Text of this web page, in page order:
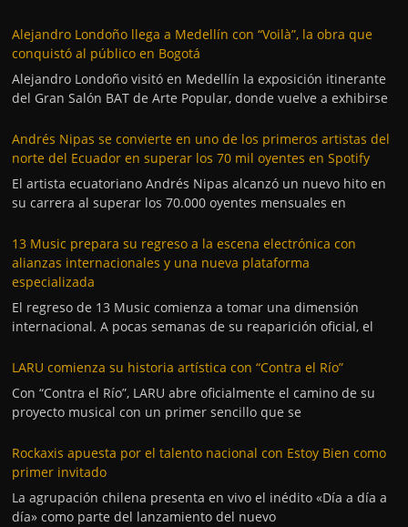
Alejandro Londoño llega a Medellín con “Voilà”, la obra que
conquistó al público en Bogotá
Alejandro Londoño visitó en Medellín la exposición itinerante
del Gran Salón BAT de Arte Popular, donde vuelve a exhibirse
Andrés Nipas se convierte en uno de los primeros artistas del
norte del Ecuador en superar los 70 mil oyentes en Spotify
El artista ecuatoriano Andrés Nipas alcanzó un nuevo hito en
su carrera al superar los 70.000 oyentes mensuales en
13 Music prepara su regreso a la escena electrónica con
alianzas internacionales y una nueva plataforma
especializada
El regreso de 13 Music comienza a tomar una dimensión
internacional. A pocas semanas de su reaparición oficial, el
LARU comienza su historia artística con “Contra el Río”
Con “Contra el Río”, LARU abre oficialmente el camino de su
proyecto musical con un primer sencillo que se
Rockaxis apuesta por el talento nacional con Estoy Bien como
primer invitado
La agrupación chilena presenta en vivo el inédito «Día a día a
día» como parte del lanzamiento del nuevo